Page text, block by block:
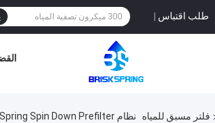
طلب اقتباس |
فلتر مسبق للمياه نظام BriskSpring Spin Down Prefilter للترشيح من الرواسب للمنزل بأكمله